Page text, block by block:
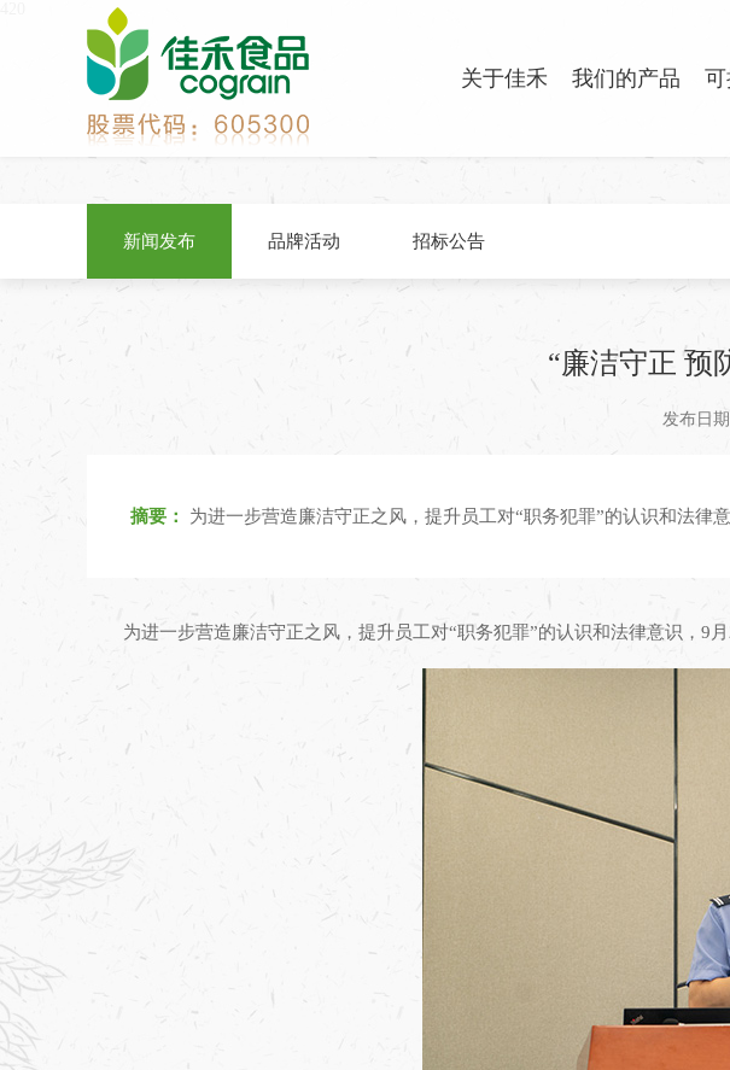
关于佳禾 我们的产品
新闻发布 品牌活动 招标公告
“廉洁守正 预
发布日
摘要： 为进一步营造廉洁守正之风，提升员工对“职务犯罪”的认识和法律
为进一步营造廉洁守正之风，提升员工对“职务犯罪”的认识和法律意识，9